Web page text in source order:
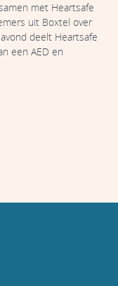
met Heartsafe
uit Boxtel over
deelt Heartsafe
een AED en